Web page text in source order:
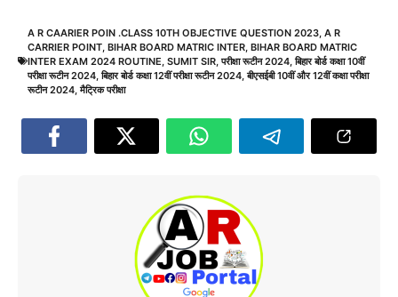
A R CAARIER POIN .CLASS 10TH OBJECTIVE QUESTION 2023, A R
CARRIER POINT, BIHAR BOARD MATRIC INTER, BIHAR BOARD MATRIC
INTER EXAM 2024 ROUTINE, SUMIT SIR,परीक्षा रूटीन 2024,बिहार बोर्ड कक्षा 10वीं
परीक्षा रूटीन 2024,बिहार बोर्ड कक्षा 12वीं परीक्षा रूटीन 2024,बीएसईबी 10वीं और 12वीं कक्षा परीक्षा
रूटीन 2024,मैट्रिक परीक्षा